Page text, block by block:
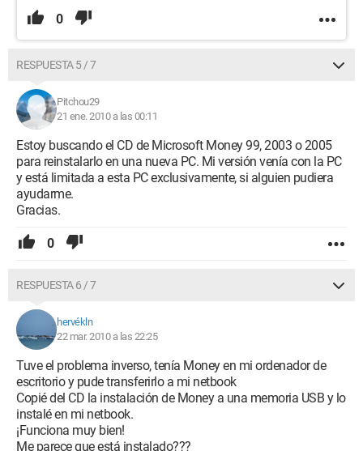
0
RESPUESTA 5 / 7
Pitchou29
21 ene. 2010 a las 00:11
Estoy buscando el CD de Microsoft Money 99, 2003 o 2005
para reinstalarlo en una nueva PC. Mi versión venía con la PC
y está limitada a esta PC exclusivamente, si alguien pudiera
ayudarme.
Gracias.
0
RESPUESTA 6 / 7
hervékln
22 mar. 2010 a las 22:25
Tuve el problema inverso, tenía Money en mi ordenador de
escritorio y pude transferirlo a mi netbook
Copié del CD la instalación de Money a una memoria USB y lo
instalé en mi netbook.
¡Funciona muy bien!
Me parece que está instalado???